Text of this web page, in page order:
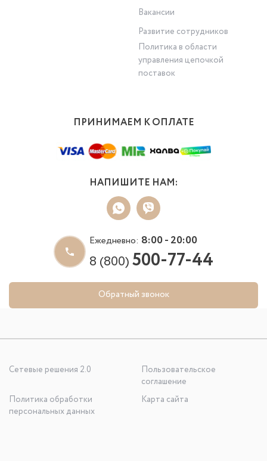
Вакансии
Развитие сотрудников
Политика в области
управления цепочкой
поставок
ПРИНИМАЕМ К ОПЛАТЕ
НАПИШИТЕ НАМ:
Ежедневно: 8:00 - 20:00
8 (800)500-77-44
Обратный звонок
Сетевые решения 2.0
Пользовательское
соглашение
Политика обработки
персональных данных
Карта сайта